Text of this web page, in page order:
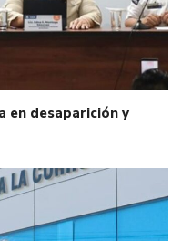
en desaparición y